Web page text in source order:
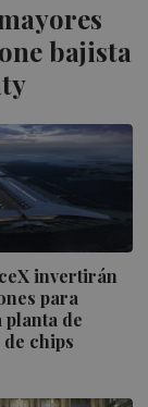
bajista
invertirán
para
de
chips